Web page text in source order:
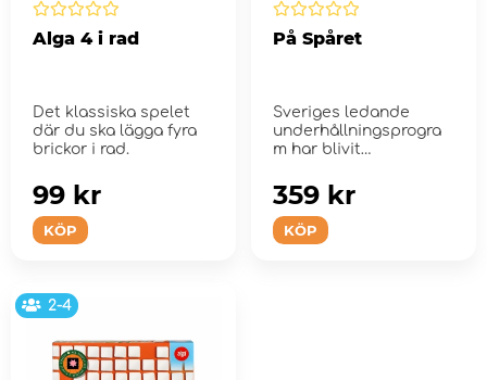
Alga 4 i rad
Det klassiska spelet
där du ska lägga fyra
brickor i rad.
KÖP
99 kr
På Spåret
Sveriges ledande
underhållningsprogra
m har blivit
KÖP
359 kr
2-4